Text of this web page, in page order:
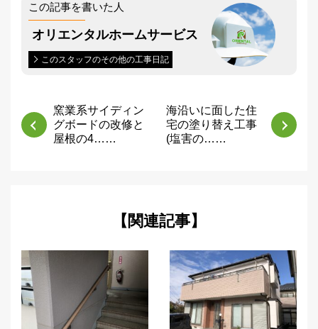
この記事を書いた人
オリエンタルホームサービス
このスタッフのその他の工事日記
窯業系サイディン
グボードの改修と
屋根の4……
海沿いに面した住
宅の塗り替え工事
(塩害の……
【関連記事】